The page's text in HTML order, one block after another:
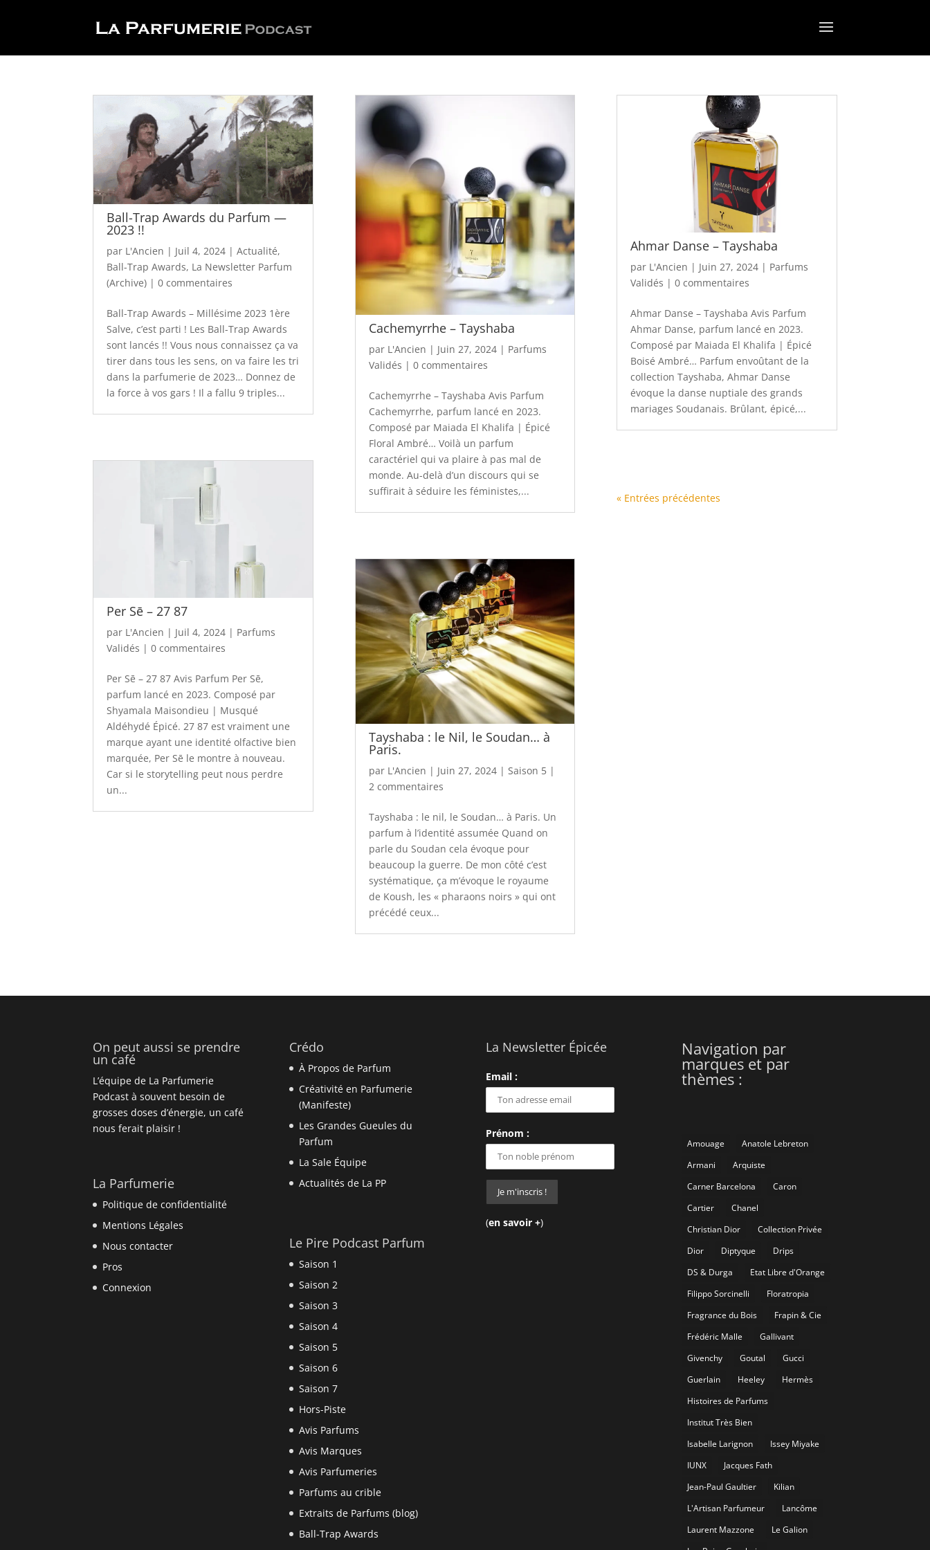
Ball-Trap Awards du Parfum —
2023 !!
par L'Ancien | Juil 4, 2024 |Actualité,
Ball-Trap Awards, La Newsletter Parfum
(Archive) |0 commentaires
Ball-Trap Awards – Millésime 2023 1ère
Salve, c’est parti ! Les Ball-Trap Awards
sont lancés !! Vous nous connaissez ça va
tirer dans tous les sens, on va faire les tri
dans la parfumerie de 2023… Donnez de
la force à vos gars ! Il a fallu 9 triples...
Per Sē – 27 87
par L'Ancien | Juil 4, 2024 | Parfums
Validés |0 commentaires
Per Sē – 27 87 Avis Parfum Per Sē,
parfum lancé en 2023. Composé par
Shyamala Maisondieu | Musqué
Aldéhydé Épicé. 27 87 est vraiment une
marque ayant une identité olfactive bien
marquée, Per Sē le montre à nouveau.
Car si le storytelling peut nous perdre
un...
Cachemyrrhe – Tayshaba
par L'Ancien | Juin 27, 2024| Parfums
Validés | 0 commentaires
Cachemyrrhe – Tayshaba Avis Parfum
Cachemyrrhe, parfum lancé en 2023.
Composé par Maiada El Khalifa | Épicé
Floral Ambré… Voilà un parfum
caractériel qui va plaire à pas mal de
monde. Au-delà d’un discours qui se
suffirait à séduire les féministes,...
Tayshaba : le Nil, le Soudan… à
Paris.
par L'Ancien | Juin 27, 2024| Saison 5|
2 commentaires
Tayshaba : le nil, le Soudan… à Paris. Un
parfum à l’identité assumée Quand on
parle du Soudan cela évoque pour
beaucoup la guerre. De mon côté c’est
systématique, ça m’évoque le royaume
de Koush, les « pharaons noirs » qui ont
précédé ceux...
Ahmar Danse – Tayshaba
par L'Ancien | Juin 27, 2024 | Parfums
Validés |0 commentaires
Ahmar Danse – Tayshaba Avis Parfum
Ahmar Danse, parfum lancé en 2023.
Composé par Maiada El Khalifa | Épicé
Boisé Ambré… Parfum envoûtant de la
collection Tayshaba, Ahmar Danse
évoque la danse nuptiale des grands
mariages Soudanais. Brûlant, épicé,...
« Entrées précédentes
On peut aussi se prendre
un café
L’équipe de La Parfumerie
Podcast à souvent besoin de
grosses doses d’énergie, un café
nous ferait plaisir !
La Parfumerie
Politique de confidentialité
Mentions Légales
Nous contacter
Pros
Connexion
Crédo
À Propos de Parfum
Créativité en Parfumerie
(Manifeste)
Les Grandes Gueules du
Parfum
La Sale Équipe
Actualités de La PP
Le Pire Podcast Parfum
Saison 1
Saison 2
Saison 3
Saison 4
Saison 5
Saison 6
Saison 7
Hors-Piste
Avis Parfums
Avis Marques
Avis Parfumeries
Parfums au crible
Extraits de Parfums (blog)
Ball-Trap Awards
La Newsletter Épicée
Email :
Prénom :
(en savoir +)
Navigation par
marques et par
thèmes :
Amouage
Anatole Lebreton
Armani
Arquiste
Carner Barcelona
Caron
Cartier
Chanel
Christian Dior
Collection Privée
Dior
Diptyque
Drips
DS & Durga
Etat Libre d'Orange
Filippo Sorcinelli
Floratropia
Fragrance du Bois
Frapin & Cie
Frédéric Malle
Gallivant
Givenchy
Goutal
Gucci
Guerlain
Heeley
Hermès
Histoires de Parfums
Institut Très Bien
Isabelle Larignon
Issey Miyake
IUNX
Jacques Fath
Jean-Paul Gaultier
Kilian
L'Artisan Parfumeur
Lancôme
Laurent Mazzone
Le Galion